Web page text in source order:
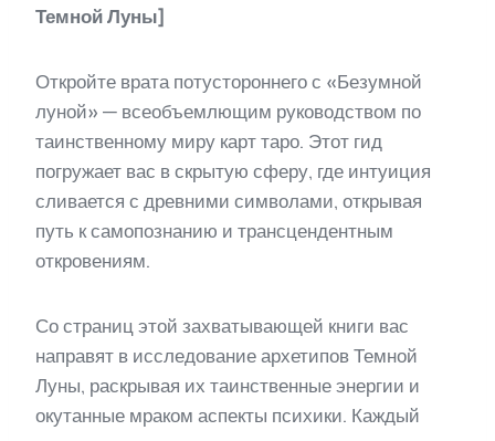
Темной Луны]
Откройте врата потустороннего с «Безумной
луной» — всеобъемлющим руководством по
таинственному миру карт таро. Этот гид
погружает вас в скрытую сферу, где интуиция
сливается с древними символами, открывая
путь к самопознанию и трансцендентным
откровениям.
Со страниц этой захватывающей книги вас
направят в исследование архетипов Темной
Луны, раскрывая их таинственные энергии и
окутанные мраком аспекты психики. Каждый